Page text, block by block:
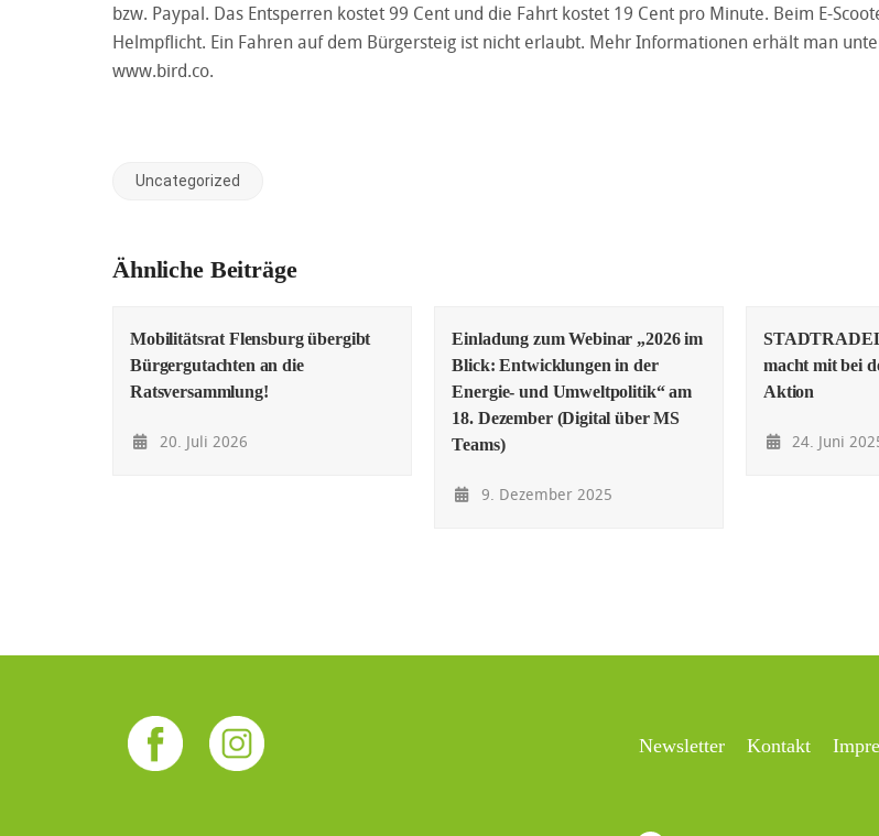
bzw. Paypal. Das Entsperren kostet 99 Cent und die Fahrt kostet 19 Cent pro Minute. Beim E-
Helmpflicht. Ein Fahren auf dem Bürgersteig ist nicht erlaubt. Mehr Informationen erhält man
www.bird.co.
Uncategorized
Ähnliche Beiträge
Mobilitätsrat Flensburg übergibt
Bürgergutachten an die
Ratsversammlung!
20. Juli 2026
Einladung zum Webinar „2026 im
Blick: Entwicklungen in der
Energie- und Umweltpolitik“ am
18. Dezember (Digital über MS
Teams)
9. Dezember 2025
macht mit bei
Aktion
24. Juni
Newsletter Kontakt